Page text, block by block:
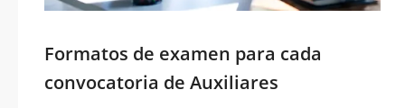
Formatos de examen para cada
convocatoria de Auxiliares